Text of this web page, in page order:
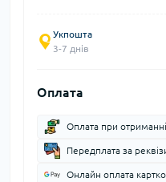
Укпошта
3-7 днів
Оплата
Оплата при отриманні
Передплата за
Онлайн оплата